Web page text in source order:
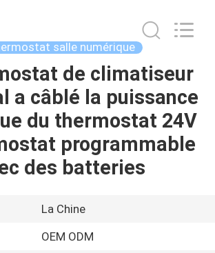
salle numérique
de climatiseur
a câblé la puissance
du thermostat 24V
programmable
des batteries
La Chine
OEM ODM